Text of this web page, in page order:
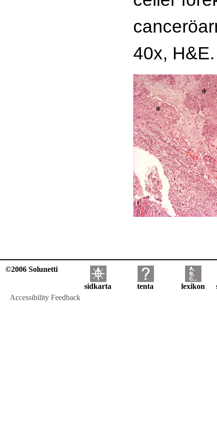
40x, H&E.
©2006 Solunetti
sidkarta tenta lexikon
Accessibility Feedback